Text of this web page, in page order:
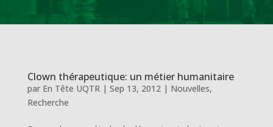
Clown thérapeutique: un métier humanitaire
par En Tête UQTR| Sep 13, 2012| Nouvelles,
Recherche